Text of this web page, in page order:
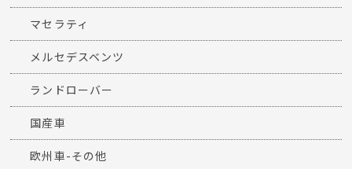
マセラティ
メルセデスベンツ
ランドローバー
国産車
欧州車-その他